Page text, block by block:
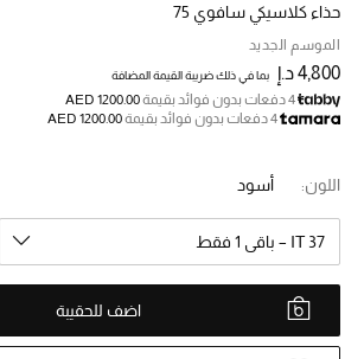
خصم حتى 70%
تسوقوا الآن
ما وصلنا حديثاً
ما وصلنا حديثاً
الموسم الجديد
النساء
حذاء كلاسيكي سافوي 75
الموسم الجديد
4,800 د.إ بما في ذلك ضريبة القيمة المضافة
4 دفعات بدون فوائد بقيمة
AED 1200.00
4 دفعات بدون فوائد بقيمة
AED 1200.00
اللون: أسود
IT 37 – باقي 1 فقط
اضف للحقيبة